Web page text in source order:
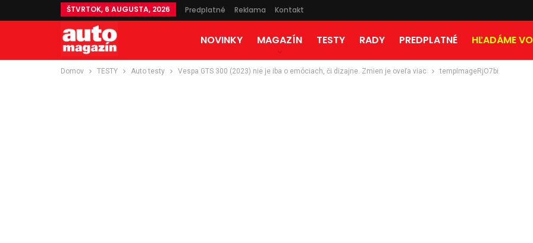
ŠTVRTOK, 6 AUGUSTA, 2026 Predplatné Reklama Kontakt
NOVINKY MAGAZÍN TESTY RADY PREDPLATNÉ HĽADÁME
Domov TESTY Auto testy Vespa GTS 300 (2023) nie je iba o emóciach, či dizajne. Zmien je oveľa viac tempImageRjO7bi